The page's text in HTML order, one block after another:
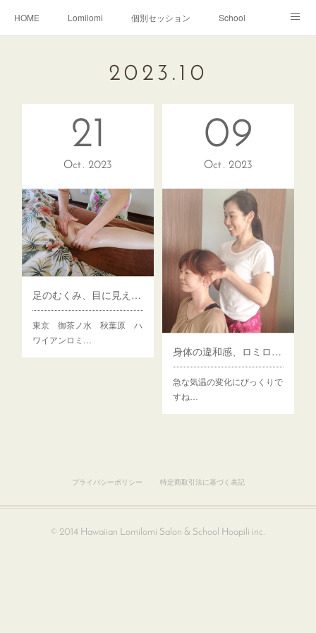
HOME Lomilomi 個別セッション School
2023 . 10
21
Oct 2023
足のむくみ、目に見えてわかるほどスッキリ！
東京 御茶ノ水 秋葉原 ハ
ワイアンロミ…
09
Oct 2023
身体の違和感、ロミロミで消え去った！
急な気温の変化にびっくりで
すね…
プライバシーポリシー 特定商取引法に基づく表記
© 2014 Hawaiian Lomilomi Salon & School Hoapili inc.